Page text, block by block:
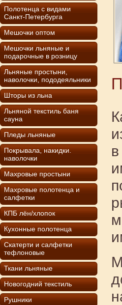
Полотенца с видами
Санкт-Петербурга
Мешочки оптом
Мешочки льняные и
подарочные в розницу
Льняные простыни,
наволочки, пододеяльники
Шторы из льна
Льняной текстиль баня
сауна
Пледы льняные
Покрывала, накидки.
наволочки
Махровые простыни
Махровые полотенца и
салфетки
КПБ лён/хлопок
Кухонные полотенца
Скатерти и салфетки
тефлоновые
Ткани льняные
Новогодний текстиль
Рушники